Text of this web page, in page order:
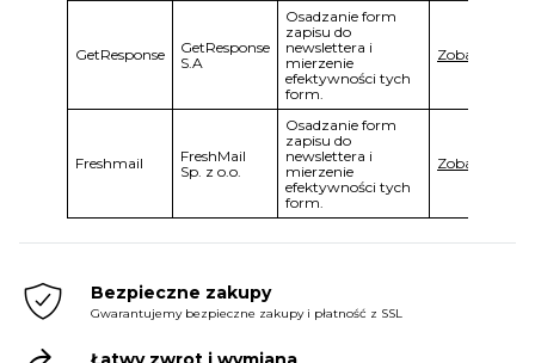
GetResponse
GetResponse
S.A
Osadzanie form
zapisu do
newslettera i
mierzenie
efektywności tych
form.
Zobacz
Freshmail
FreshMail
Sp. z o.o.
Osadzanie form
zapisu do
newslettera i
mierzenie
efektywności tych
form.
Zobacz
Bezpieczne zakupy
Gwarantujemy bezpieczne zakupy i płatność z SSL